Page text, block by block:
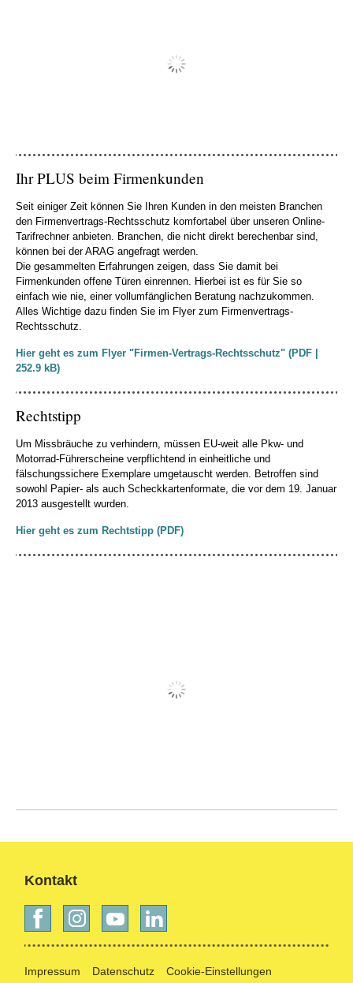
Ihr PLUS beim Firmenkunden
Seit einiger Zeit können Sie Ihren Kunden in den meisten Branchen
den Firmenvertrags-Rechtsschutz komfortabel über unseren Online-
Tarifrechner anbieten. Branchen, die nicht direkt berechenbar sind,
können bei der ARAG angefragt werden.
Die gesammelten Erfahrungen zeigen, dass Sie damit bei
Firmenkunden offene Türen einrennen. Hierbei ist es für Sie so
einfach wie nie, einer vollumfänglichen Beratung nachzukommen.
Alles Wichtige dazu finden Sie im Flyer zum Firmenvertrags-
Rechtsschutz.
Hier geht es zum Flyer "Firmen-Vertrags-Rechtsschutz" (PDF |
252.9 kB)
Rechtstipp
Um Missbräuche zu verhindern, müssen EU-weit alle Pkw- und
Motorrad-Führerscheine verpflichtend in einheitliche und
fälschungssichere Exemplare umgetauscht werden. Betroffen sind
sowohl Papier- als auch Scheckkartenformate, die vor dem 19. Januar
2013 ausgestellt wurden.
Hier geht es zum Rechtstipp (PDF)
Kontakt
Impressum Datenschutz Cookie-Einstellungen